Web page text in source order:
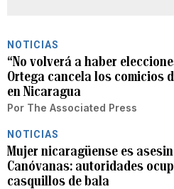
NOTICIAS
“No volverá a haber
Ortega cancela los comicios
en Nicaragua
Por The Associated Press
NOTICIAS
Mujer nicaragüense es
Canóvanas: autoridades
casquillos de bala